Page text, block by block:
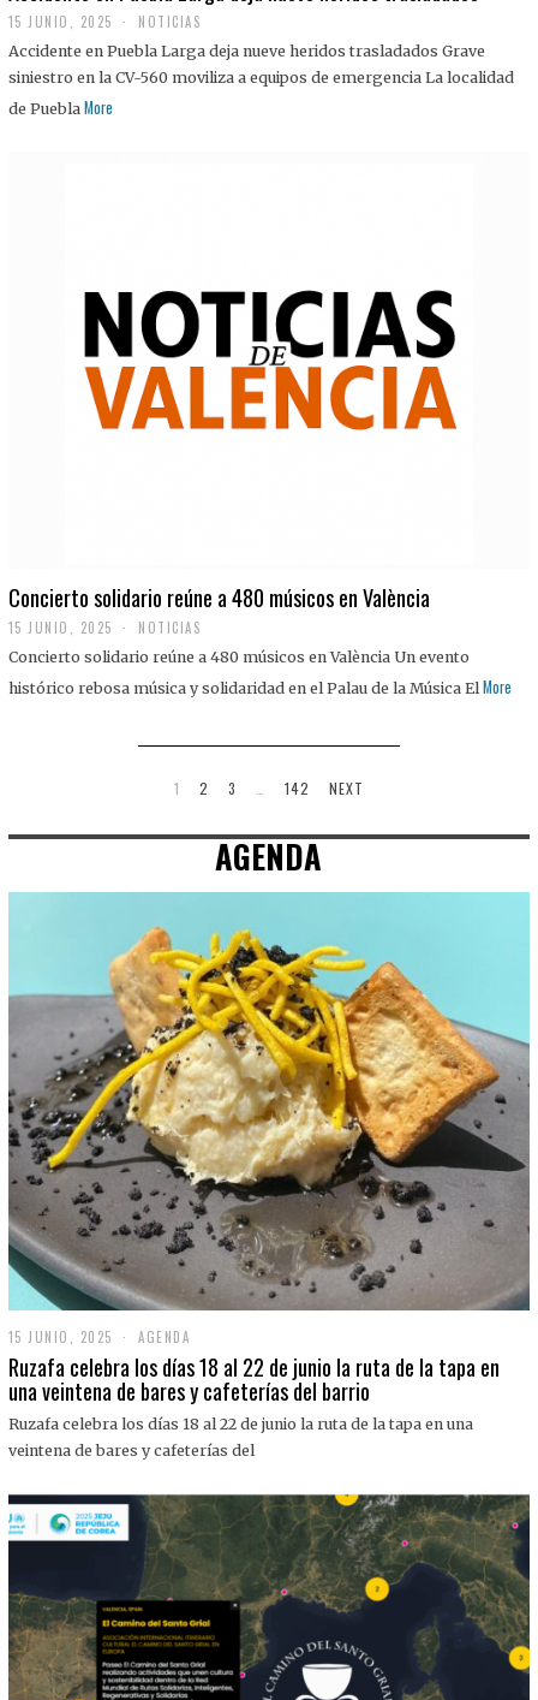
15 JUNIO, 2025 NOTICIAS
Accidente en Puebla Larga deja nueve heridos trasladados Grave
siniestro en la CV-560 moviliza a equipos de emergencia La localidad
de Puebla More
Concierto solidario reúne a 480 músicos en València
15 JUNIO, 2025 NOTICIAS
Concierto solidario reúne a 480 músicos en València Un evento
histórico rebosa música y solidaridad en el Palau de la Música El More
1 2 3 142 NEXT
AGENDA
15 JUNIO, 2025
J
U
I
O
0
2
5
AGENDA
Ruzafa celebra los días 18 al 22 de junio la ruta de la tapa en
una veintena de bares y cafeterías del barrio
Ruzafa celebra los días 18 al 22 de junio la ruta de la tapa en una
veintena de bares y cafeterías del